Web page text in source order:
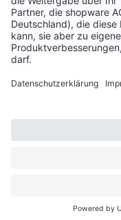
Unternehmen
Aktuelle Themen